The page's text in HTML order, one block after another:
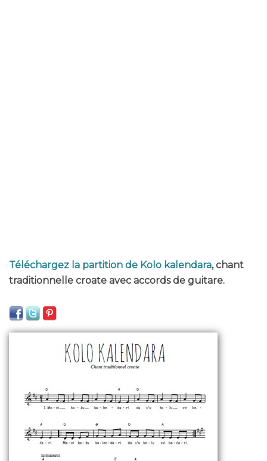
Téléchargez la partition de Kolo kalendara, chant
traditionnelle croate avec accords de guitare.